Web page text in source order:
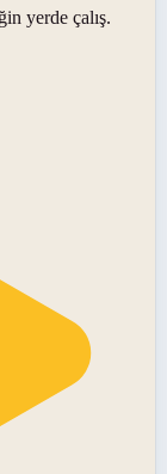
yerde çalış.